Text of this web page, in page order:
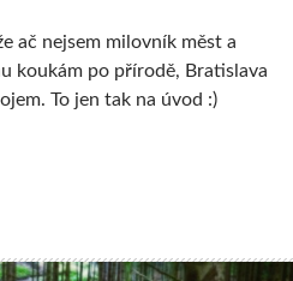
ač nejsem milovník měst a
koukám po přírodě, Bratislava
To jen tak na úvod :)
– Staré Město